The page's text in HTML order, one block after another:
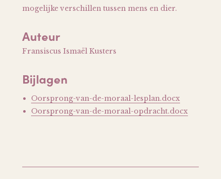
mogelijke verschillen tussen mens en dier.
Auteur
Fransiscus Ismaël Kusters
Bijlagen
Oorsprong-van-de-moraal-lesplan.docx
Oorsprong-van-de-moraal-opdracht.docx